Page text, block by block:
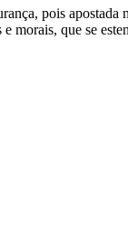
pois
morais, que se